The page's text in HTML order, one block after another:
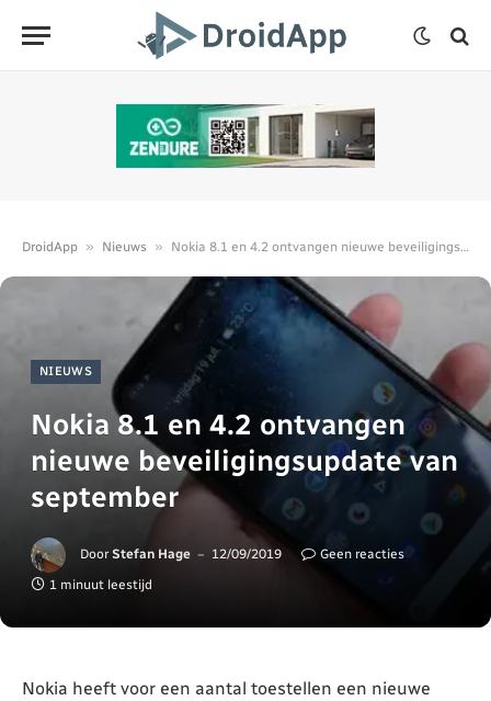
DroidApp » Nieuws » Nokia 8.1 en 4.2 ontvangen nieuwe beveiligingsupdate van september
NIEUWS
Nokia 8.1 en 4.2 ontvangen
nieuwe beveiligingsupdate van
september
Door Stefan Hage 12/09/2019
Geen reacties
1 minuut leestijd
Nokia heeft voor een aantal toestellen een nieuwe